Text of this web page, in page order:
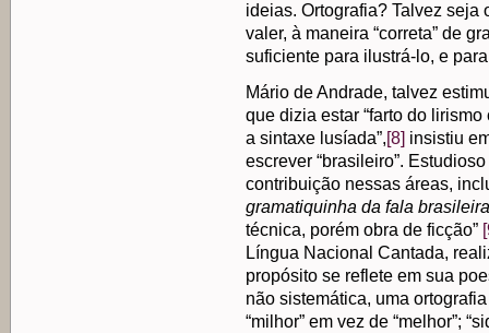
ideias. Ortografia? Talvez seja
valer, à maneira “correta” de
suficiente para ilustrá-lo, e
Mário de Andrade, talvez
que dizia estar “farto do
a sintaxe lusíada”,[8] insistiu
escrever “brasileiro”.
contribuição nessas áreas,
gramatiquinha da fala brasileira
técnica, porém obra de ficção”
Língua Nacional Cantada,
propósito se reflete em sua
não sistemática, uma
“milhor” em vez de “melhor”;